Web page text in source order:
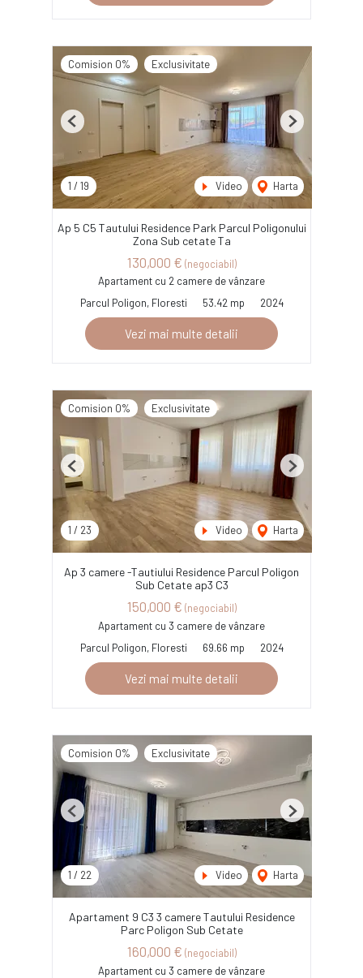
Comision 0% Exclusivitate
1 / 19 Video Harta
Previous Next
Ap 5 C5 Tautului Residence Park Parcul Poligonului
Zona Sub cetate Ta
130,000 € (negociabil)
Apartament cu 2 camere de vânzare
Parcul Poligon, Floresti
53.42 mp 2024
Vezi mai multe detalii
Comision 0% Exclusivitate
1 / 23 Video Harta
Previous Next
Ap 3 camere -Tautiului Residence Parcul Poligon
Sub Cetate ap3 C3
150,000 € (negociabil)
Apartament cu 3 camere de vânzare
Parcul Poligon, Floresti
69.66 mp 2024
Vezi mai multe detalii
Comision 0% Exclusivitate
1 / 22 Video Harta
Previous Next
Apartament 9 C3 3 camere Tautului Residence
Parc Poligon Sub Cetate
160,000 € (negociabil)
Apartament cu 3 camere de vânzare